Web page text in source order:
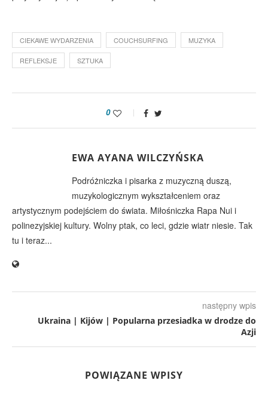
CIEKAWE WYDARZENIA COUCHSURFING MUZYKA
REFLEKSJE SZTUKA
0
EWA AYANA WILCZYŃSKA
Podróżniczka i pisarka z muzyczną duszą,
muzykologicznym wykształceniem oraz
artystycznym podejściem do świata. Miłośniczka Rapa Nui i
polinezyjskiej kultury. Wolny ptak, co leci, gdzie wiatr niesie. Tak
tu i teraz...
następny wpis
Ukraina | Kijów | Popularna przesiadka w drodze do
Azji
POWIĄZANE WPISY